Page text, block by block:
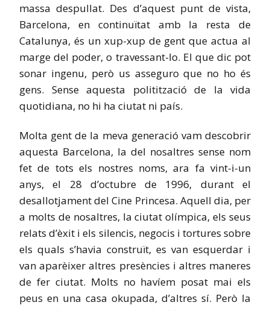
massa despullat. Des d’aquest punt de vista,
Barcelona, en continuïtat amb la resta de
Catalunya, és un xup-xup de gent que actua al
marge del poder, o travessant-lo. El que dic pot
sonar ingenu, però us asseguro que no ho és
gens. Sense aquesta politització de la vida
quotidiana, no hi ha ciutat ni país.
Molta gent de la meva generació vam descobrir
aquesta Barcelona, la del nosaltres sense nom
fet de tots els nostres noms, ara fa vint-i-un
anys, el 28 d’octubre de 1996, durant el
desallotjament del Cine Princesa. Aquell dia, per
a molts de nosaltres, la ciutat olímpica, els seus
relats d’èxit i els silencis, negocis i tortures sobre
els quals s’havia construït, es van esquerdar i
van aparèixer altres presències i altres maneres
de fer ciutat. Molts no havíem posat mai els
peus en una casa okupada, d’altres sí. Però la